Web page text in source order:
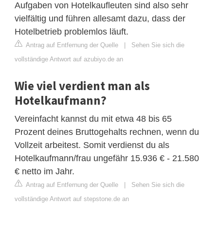
Aufgaben von Hotelkaufleuten sind also sehr
vielfältig und führen allesamt dazu, dass der
Hotelbetrieb problemlos läuft.
Antrag auf Entfernung der Quelle
Sehen Sie sich die
vollständige Antwort auf azubiyo.de an
Wie viel verdient man als
Hotelkaufmann?
Vereinfacht kannst du mit etwa 48 bis 65
Prozent deines Bruttogehalts rechnen, wenn du
Vollzeit arbeitest. Somit verdienst du als
Hotelkaufmann/frau ungefähr 15.936 € - 21.580
€ netto im Jahr.
Antrag auf Entfernung der Quelle
Sehen Sie sich die
vollständige Antwort auf stepstone.de an